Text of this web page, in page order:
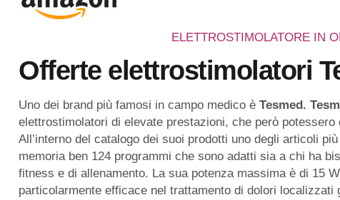
ELETTROSTIMOLATORE IN
Offerte elettrostimolatori
Uno dei brand più famosi in campo medico è Tesmed.
elettrostimolatori di elevate prestazioni, che però
All’interno del catalogo dei suoi prodotti uno degli articoli
memoria ben 124 programmi che sono adatti sia a chi ha
fitness e di allenamento. La sua potenza massima è di 15
particolarmente efficace nel trattamento di dolori localizzati